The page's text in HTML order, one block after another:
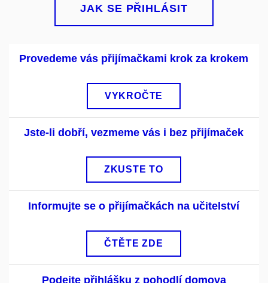
JAK SE PŘIHLÁSIT
Provedeme vás přijímačkami krok za krokem
VYKROČTE
Jste-li dobří, vezmeme vás i bez přijímaček
ZKUSTE TO
Informujte se o přijímačkách na učitelství
ČTĚTE ZDE
Podejte přihlášku z pohodlí domova